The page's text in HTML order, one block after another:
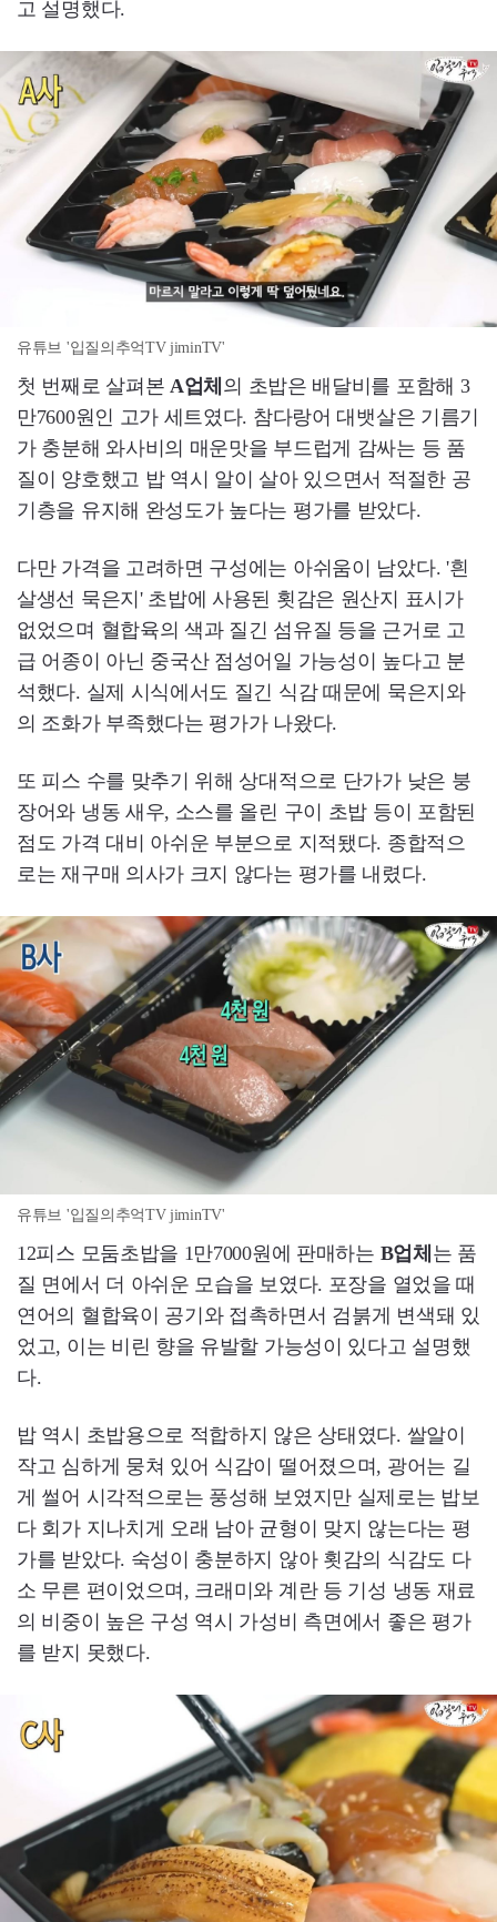
고 설명했다.
유튜브 '입질의추억TV jiminTV'
첫 번째로 살펴본 A업체 의 초밥은 배달비를 포함해 3
만7600원인 고가 세트였다. 참다랑어 대뱃살은 기름기
가 충분해 와사비의 매운맛을 부드럽게 감싸는 등 품
질이 양호했고 밥 역시 알이 살아 있으면서 적절한 공
기층을 유지해 완성도가 높다는 평가를 받았다.
다만 가격을 고려하면 구성에는 아쉬움이 남았다. '흰
살생선 묵은지' 초밥에 사용된 횟감은 원산지 표시가
없었으며 혈합육의 색과 질긴 섬유질 등을 근거로 고
급 어종이 아닌 중국산 점성어일 가능성이 높다고 분
석했다. 실제 시식에서도 질긴 식감 때문에 묵은지와
의 조화가 부족했다는 평가가 나왔다.
또 피스 수를 맞추기 위해 상대적으로 단가가 낮은 붕
장어와 냉동 새우, 소스를 올린 구이 초밥 등이 포함된
점도 가격 대비 아쉬운 부분으로 지적됐다. 종합적으
로는 재구매 의사가 크지 않다는 평가를 내렸다.
유튜브 '입질의추억TV jiminTV'
12피스 모둠초밥을 1만7000원에 판매하는 B업체 는 품
질 면에서 더 아쉬운 모습을 보였다. 포장을 열었을 때
연어의 혈합육이 공기와 접촉하면서 검붉게 변색돼 있
었고, 이는 비린 향을 유발할 가능성이 있다고 설명했
다.
밥 역시 초밥용으로 적합하지 않은 상태였다. 쌀알이
작고 심하게 뭉쳐 있어 식감이 떨어졌으며, 광어는 길
게 썰어 시각적으로는 풍성해 보였지만 실제로는 밥보
다 회가 지나치게 오래 남아 균형이 맞지 않는다는 평
가를 받았다. 숙성이 충분하지 않아 횟감의 식감도 다
소 무른 편이었으며, 크래미와 계란 등 기성 냉동 재료
의 비중이 높은 구성 역시 가성비 측면에서 좋은 평가
를 받지 못했다.